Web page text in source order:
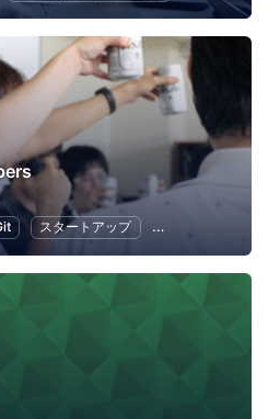
スタートアップ プログラミング